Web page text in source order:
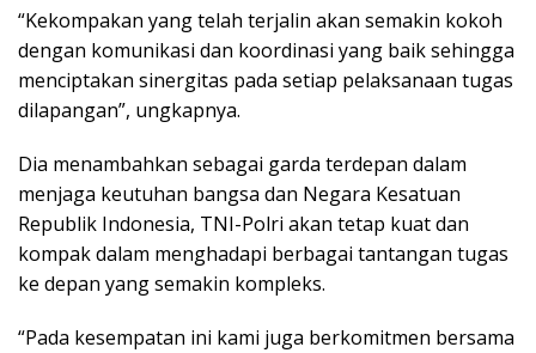
“Kekompakan yang telah terjalin akan semakin kokoh
dengan komunikasi dan koordinasi yang baik sehingga
menciptakan sinergitas pada setiap pelaksanaan tugas
dilapangan”, ungkapnya.
Dia menambahkan sebagai garda terdepan dalam
menjaga keutuhan bangsa dan Negara Kesatuan
Republik Indonesia, TNI-Polri akan tetap kuat dan
kompak dalam menghadapi berbagai tantangan tugas
ke depan yang semakin kompleks.
“Pada kesempatan ini kami juga berkomitmen bersama